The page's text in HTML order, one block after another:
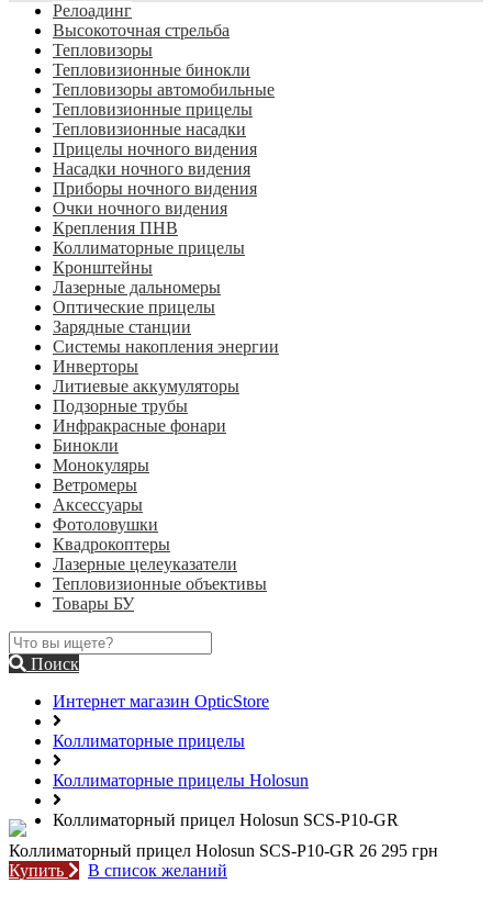
Релоадинг
Высокоточная стрельба
Тепловизоры
Тепловизионные бинокли
Тепловизоры автомобильные
Тепловизионные прицелы
Тепловизионные насадки
Прицелы ночного видения
Насадки ночного видения
Приборы ночного видения
Очки ночного видения
Крепления ПНВ
Коллиматорные прицелы
Кронштейны
Лазерные дальномеры
Оптические прицелы
Зарядные станции
Системы накопления энергии
Инверторы
Литиевые аккумуляторы
Подзорные трубы
Инфракрасные фонари
Бинокли
Монокуляры
Ветромеры
Аксессуары
Фотоловушки
Квадрокоптеры
Лазерные целеуказатели
Тепловизионные объективы
Товары БУ
Поиск
Интернет магазин OpticStore
Коллиматорные прицелы
Коллиматорные прицелы Holosun
Коллиматорный прицел Holosun SCS-P10-GR
Коллиматорный прицел Holosun SCS-P10-GR 26 295 грн
Купить
В список желаний